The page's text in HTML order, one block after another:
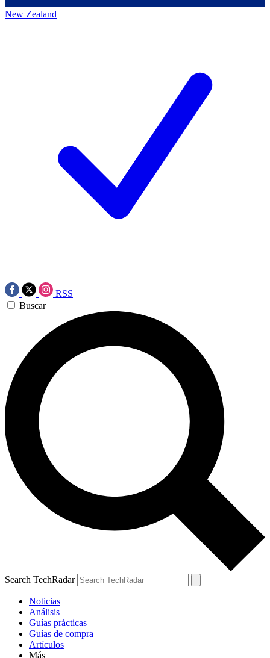
New Zealand
RSS
Buscar
Search TechRadar
Noticias
Análisis
Guías prácticas
Guías de compra
Artículos
Más